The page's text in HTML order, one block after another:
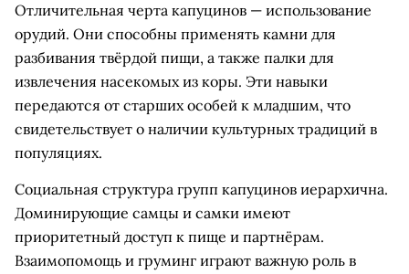
Отличительная черта капуцинов — использование
орудий. Они способны применять камни для
разбивания твёрдой пищи, а также палки для
извлечения насекомых из коры. Эти навыки
передаются от старших особей к младшим, что
свидетельствует о наличии культурных традиций в
популяциях.
Социальная структура групп капуцинов иерархична.
Доминирующие самцы и самки имеют
приоритетный доступ к пище и партнёрам.
Взаимопомощь и груминг играют важную роль в